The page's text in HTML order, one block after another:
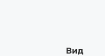
Вид